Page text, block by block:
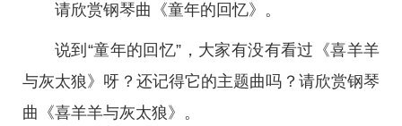
请欣赏钢琴曲《童年的回忆》。
说到“童年的回忆”，大家有没有看过《喜羊羊
与灰太狼》呀？还记得它的主题曲吗？请欣赏钢琴
曲《喜羊羊与灰太狼》。